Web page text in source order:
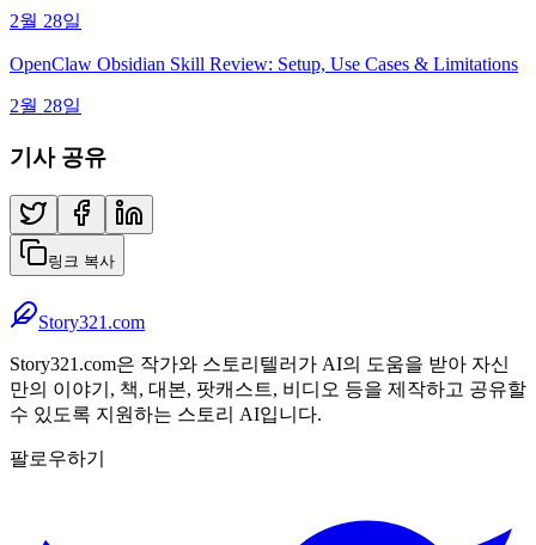
2월 28일
OpenClaw Obsidian Skill Review: Setup, Use Cases & Limitations
2월 28일
기사 공유
링크 복사
Story321.com
Story321.com은 작가와 스토리텔러가 AI의 도움을 받아 자신
만의 이야기, 책, 대본, 팟캐스트, 비디오 등을 제작하고 공유할
수 있도록 지원하는 스토리 AI입니다.
팔로우하기